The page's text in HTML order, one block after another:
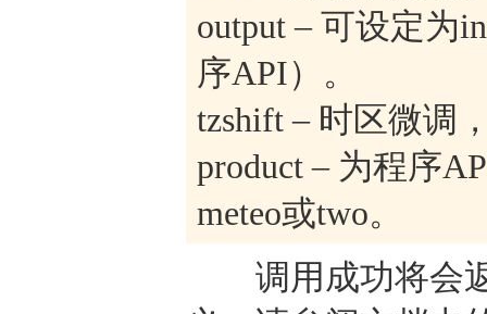
output – 可设定为
序API）。
tzshift – 时区微调
product – 为程序
meteo或two。
调用成功将会返